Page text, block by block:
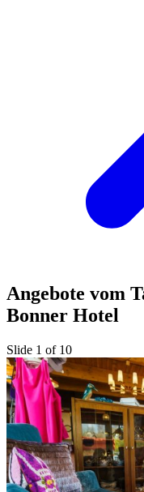
Angebote vom
Bonner Hotel
Slide 1 of 10